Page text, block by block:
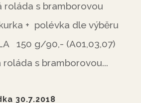
roláda s bramborovou
+ polévka dle výběru
150 g/90,- (A01,03,07)
roláda s bramborovou...
30.7.2018